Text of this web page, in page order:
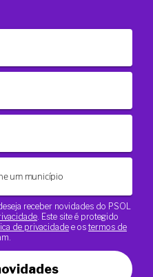
receber novidades do PSOL
. Este site é protegido
de privacidade e os termos de